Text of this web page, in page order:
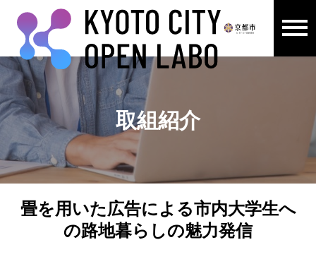
ここから本文です。
取組紹介
畳を用いた広告による市内大学生へ
の路地暮らしの魅力発信